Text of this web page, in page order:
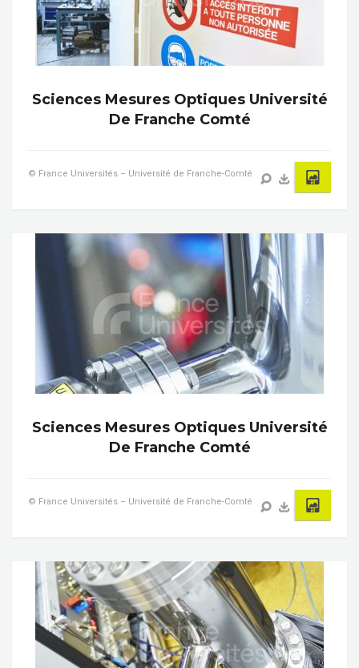
Sciences Mesures Optiques Université
De Franche Comté
© France Universités – Université de Franche-Comté
Sciences Mesures Optiques Université
De Franche Comté
© France Universités – Université de Franche-Comté